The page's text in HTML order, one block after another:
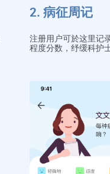
2. 病征周记
注册用户可於这里记
程度分数，纾缓科护